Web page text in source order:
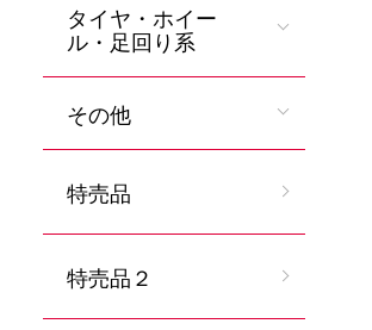
タイヤ・ホイー
ル・足回り系
その他
特売品
特売品２